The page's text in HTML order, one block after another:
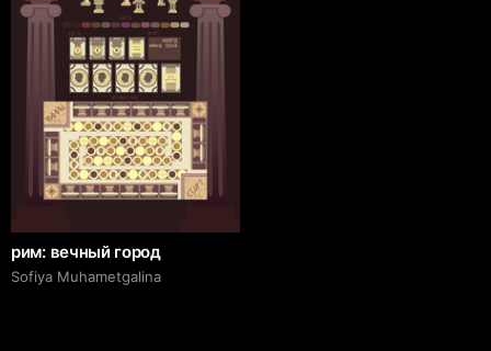
рим: вечный город
Sofiya Muhametgalina